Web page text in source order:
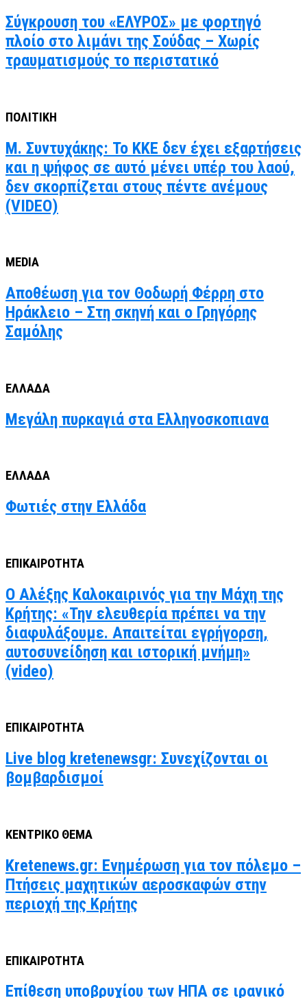
Σύγκρουση του «ΕΛΥΡΟΣ» με φορτηγό
πλοίο στο λιμάνι της Σούδας – Χωρίς
τραυματισμούς το περιστατικό
ΠΟΛΙΤΙΚΗ
Μ. Συντυχάκης: Το ΚΚΕ δεν έχει εξαρτήσεις
και η ψήφος σε αυτό μένει υπέρ του λαού,
δεν σκορπίζεται στους πέντε ανέμους
(VIDEO)
MEDIA
Αποθέωση για τον Θοδωρή Φέρρη στο
Ηράκλειο – Στη σκηνή και ο Γρηγόρης
Σαμόλης
ΕΛΛΑΔΑ
Μεγάλη πυρκαγιά στα Ελληνοσκοπιανα
ΕΛΛΑΔΑ
Φωτιές στην Ελλάδα
ΕΠΙΚΑΙΡΟΤΗΤΑ
Ο Αλέξης Καλοκαιρινός για την Μάχη της
Κρήτης: «Την ελευθερία πρέπει να την
διαφυλάξουμε. Απαιτείται εγρήγορση,
αυτοσυνείδηση και ιστορική μνήμη»
(video)
ΕΠΙΚΑΙΡΟΤΗΤΑ
Live blog kretenewsgr: Συνεχίζονται οι
βομβαρδισμοί
ΚΕΝΤΡΙΚΟ ΘΕΜΑ
Kretenews.gr: Ενημέρωση για τον πόλεμο –
Πτήσεις μαχητικών αεροσκαφών στην
περιοχή της Κρήτης
ΕΠΙΚΑΙΡΟΤΗΤΑ
Επίθεση υποβρυχίου των ΗΠΑ σε ιρανικό